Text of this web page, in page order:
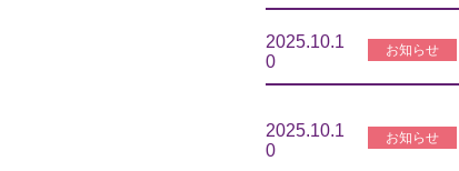
2025.10.1
0
お知らせ
2025.10.1
0
お知らせ